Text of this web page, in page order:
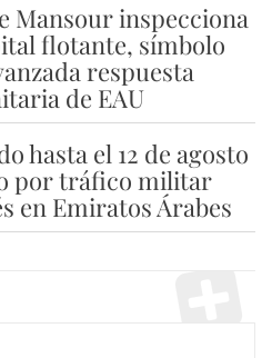
Mansour inspecciona
flotante, símbolo
respuesta
de EAU
hasta el 12 de agosto
por tráfico militar
en Emiratos Árabes